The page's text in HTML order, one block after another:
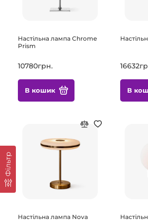
Фільтр
Настільна лампа Chrome
Prism
10780грн.
В кошик В
Настільна лампа Nova